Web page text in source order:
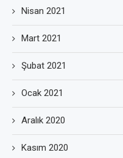
Nisan 2021
Mart 2021
Şubat 2021
Ocak 2021
Aralık 2020
Kasım 2020